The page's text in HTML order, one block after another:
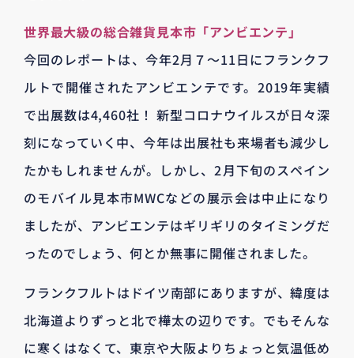
世界最大級の総合雑貨見本市「アンビエンテ」
今回のレポートは、今年2月７～11日にフランクフ
ルトで開催されたアンビエンテです。2019年実績
で出展数は4,460社！ 新型コロナウイルスが日々深
刻になっていく中、今年は出展社も来場者も減少し
たかもしれませんが。しかし、2月下旬のスペイン
のモバイル見本市MWCなどの展示会は中止になり
ましたが、アンビエンテはギリギリのタイミングだ
ったのでしょう、何とか無事に開催されました。
フランクフルトはドイツ南部にありますが、緯度は
北海道よりずっと北で樺太の辺りです。でもそんな
に寒くはなくて、東京や大阪よりちょっと気温低め